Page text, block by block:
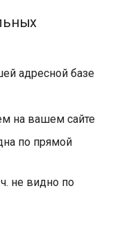
адресной базе
на вашем сайте
по прямой
не видно по